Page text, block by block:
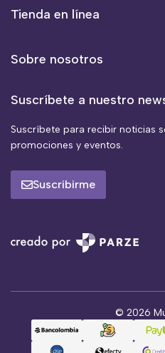
Tienda en línea
Sobre nosotros
Suscríbete a nuestro
Suscríbete para recibir noticias
promociones y eventos.
Suscribirme
© 2026